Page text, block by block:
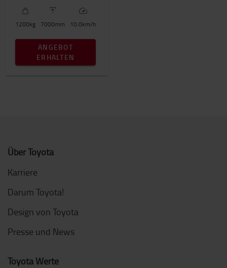
1200kg 7000mm 10.0km/h
ANGEBOT
ERHALTEN
Über Toyota
Karriere
Darum Toyota!
Design von Toyota
Presse und News
Toyota Werte